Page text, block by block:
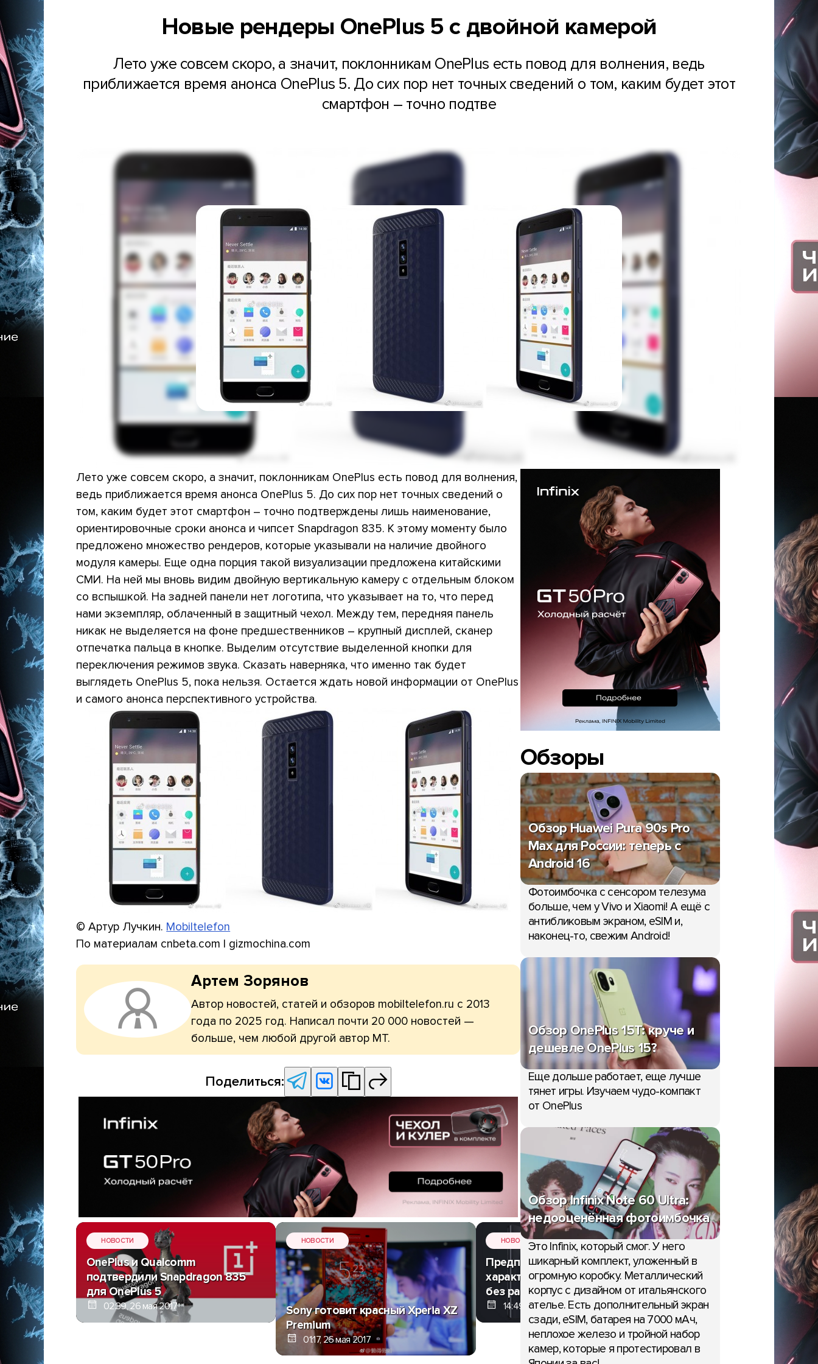
Новые рендеры OnePlus 5 с двойной камерой
Лето уже совсем скоро, а значит, поклонникам OnePlus есть повод для волнения, ведь
приближается время анонса OnePlus 5. До сих пор нет точных сведений о том, каким будет этот
смартфон – точно подтве
Лето уже совсем скоро, а значит, поклонникам OnePlus есть повод для волнения,
ведь приближается время анонса OnePlus 5. До сих пор нет точных сведений о
том, каким будет этот смартфон – точно подтверждены лишь наименование,
ориентировочные сроки анонса и чипсет Snapdragon 835. К этому моменту было
предложено множество рендеров, которые указывали на наличие двойного
модуля камеры. Еще одна порция такой визуализации предложена китайскими
СМИ. На ней мы вновь видим двойную вертикальную камеру с отдельным блоком
со вспышкой. На задней панели нет логотипа, что указывает на то, что перед
нами экземпляр, облаченный в защитный чехол. Между тем, передняя панель
никак не выделяется на фоне предшественников – крупный дисплей, сканер
отпечатка пальца в кнопке. Выделим отсутствие выделенной кнопки для
переключения режимов звука. Сказать наверняка, что именно так будет
выглядеть OnePlus 5, пока нельзя. Остается ждать новой информации от OnePlus
и самого анонса перспективного устройства.
© Артур Лучкин. Mobiltelefon
По материалам cnbeta.com | gizmochina.com
Артем Зорянов
Автор новостей, статей и обзоров mobiltelefon.ru с 2013
года по 2025 год. Написал почти 20 000 новостей —
больше, чем любой другой автор МТ.
Поделиться:
НОВОСТИ
OnePlus и Qualcomm
подтвердили Snapdragon 835
для OnePlus 5
02:39, 26 мая 2017
НОВОСТИ
Sony готовит красный Xperia XZ
Premium
01:17, 26 мая 2017
НОВОСТИ
Предполагаемые
характеристики Xiaomi Mi Note 3:
без рамок, с 8 ГБ ОЗУ
14:49, 24 мая 2017
НОВОСТИ
Характеристики Sony
XZ1 и XZ1 Compact на
835
Обзоры
Обзор Huawei Pura 90s Pro
Max для России: теперь с
Android 16
Фотоимбочка с сенсором телезума
больше, чем у Vivo и Xiaomi! А ещё с
антибликовым экраном, eSIM и,
наконец-то, свежим Android!
Обзор OnePlus 15T: круче и
дешевле OnePlus 15?
Еще дольше работает, еще лучше
тянет игры. Изучаем чудо-компакт
от OnePlus
Обзор Infinix Note 60 Ultra:
недооценённая фотоимбочка
Это Infinix, который смог. У него
шикарный комплект, уложенный в
огромную коробку. Металлический
корпус с дизайном от итальянского
ателье. Есть дополнительный экран
сзади, eSIM, батарея на 7000 мАч,
неплохое железо и тройной набор
камер, которые я протестировал в